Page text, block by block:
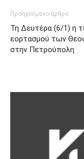
Προηγούμενο άρθρο
Τη Δευτέρα (6/1) η
εορτασμού των
στην Πετρούπολη